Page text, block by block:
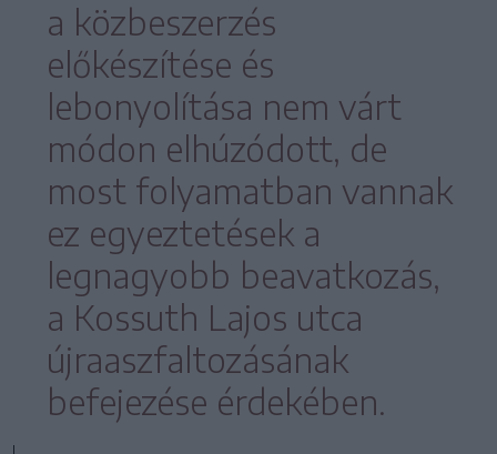
a közbeszerzés
előkészítése és
lebonyolítása nem várt
módon elhúzódott, de
most folyamatban vannak
ez egyeztetések a
legnagyobb beavatkozás,
a Kossuth Lajos utca
újraaszfaltozásának
befejezése érdekében.